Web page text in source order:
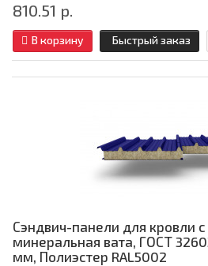
810.51 р.
В корзину Быстрый заказ
Сэндвич-панели для кровли
минеральная вата, ГОСТ
мм, Полиэстер RAL5002